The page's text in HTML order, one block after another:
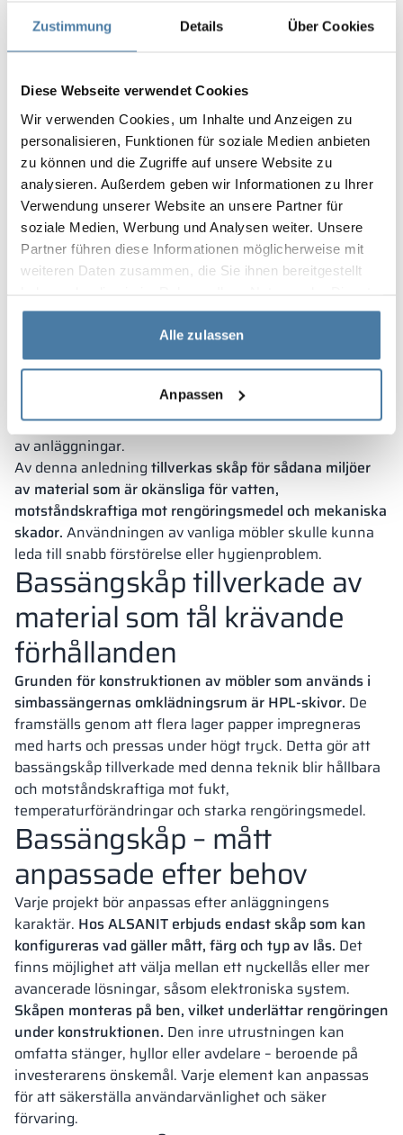
Zustimmung Details Über Cookies
Diese Webseite verwendet Cookies
Wir verwenden Cookies, um Inhalte und Anzeigen zu
personalisieren, Funktionen für soziale Medien anbieten
zu können und die Zugriffe auf unsere Website zu
analysieren. Außerdem geben wir Informationen zu Ihrer
Verwendung unserer Website an unsere Partner für
soziale Medien, Werbung und Analysen weiter. Unsere
Partner führen diese Informationen möglicherweise mit
weiteren Daten zusammen, die Sie ihnen bereitgestellt
gesammelt haben.
Alle zulassen
Anpassen
Bassängskåp – anpassade
för olika typer av
anläggningar
Våra skåp används inte bara i inomhusbad, utan även i
vattenparker, SPA-avdelningar och sportanläggningar.
Deras mångsidighet gör det möjligt att bevara en
enhetlig inredning i hela byggnaden, vilket förenklar
förvaltningen av infrastrukturen.
I sportanläggningar krävs lösningar som är hållbara och
lätta att hålla rena.Därför är valet av rätt material och
konstruktion avgörande. HPL-skivan som används i
I simbassängernas omklädningsrum råder specifika
förhållanden – hög luftfuktighet, frekvent kontakt med
vatten och intensiv användning av lokalerna.
användning och enkla att hålla rena.
avsedda för torra utrymmen inte lämpliga i denna typ
av anläggningar.
Av denna anledning tillverkas skåp för sådana miljöer
av material som är okänsliga för vatten,
motståndskraftiga mot rengöringsmedel och mekaniska
skador. Användningen av vanliga möbler skulle kunna
leda till snabb förstörelse eller hygienproblem.
Bassängskåp tillverkade av
material som tål krävande
förhållanden
Grunden för konstruktionen av möbler som används i
simbassängernas omklädningsrum är HPL-skivor. De
framställs genom att flera lager papper impregneras
med harts och pressas under högt tryck. Detta gör att
bassängskåp tillverkade med denna teknik blir hållbara
och motståndskraftiga mot fukt,
temperaturförändringar och starka rengöringsmedel.
Bassängskåp – mått
anpassade efter behov
Varje projekt bör anpassas efter anläggningens
karaktär. Hos ALSANIT erbjuds endast skåp som kan
konfigureras vad gäller mått, färg och typ av lås. Det
finns möjlighet att välja mellan ett nyckellås eller mer
avancerade lösningar, såsom elektroniska system.
Skåpen monteras på ben, vilket underlättar rengöringen
under konstruktionen. Den inre utrustningen kan
omfatta stänger, hyllor eller avdelare – beroende på
investerarens önskemål. Varje element kan anpassas
för att säkerställa användarvänlighet och säker
förvaring.